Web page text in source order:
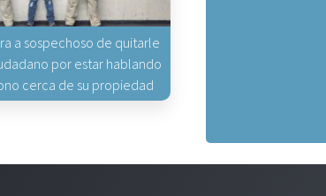
a sospechoso de quitarle
por estar hablando
cerca de su propiedad